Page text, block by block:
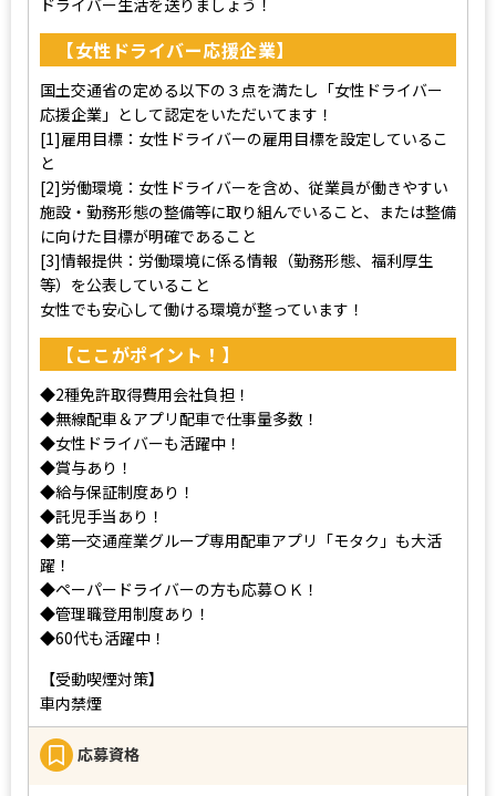
ドライバー生活を送りましょう！
【女性ドライバー応援企業】
国土交通省の定める以下の３点を満たし「女性ドライバー
応援企業」として認定をいただいてます！
[1]雇用目標：女性ドライバーの雇用目標を設定しているこ
と
[2]労働環境：女性ドライバーを含め、従業員が働きやすい
施設・勤務形態の整備等に取り組んでいること、または整備
に向けた目標が明確であること
[3]情報提供：労働環境に係る情報（勤務形態、福利厚生
等）を公表していること
女性でも安心して働ける環境が整っています！
【ここがポイント！】
◆2種免許取得費用会社負担！
◆無線配車＆アプリ配車で仕事量多数！
◆女性ドライバーも活躍中！
◆賞与あり！
◆給与保証制度あり！
◆託児手当あり！
◆第一交通産業グループ専用配車アプリ「モタク」も大活
躍！
◆ペーパードライバーの方も応募ＯＫ！
◆管理職登用制度あり！
◆60代も活躍中！
【受動喫煙対策】
車内禁煙
応募資格